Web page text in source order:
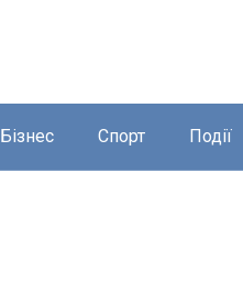
Бізнес Спорт Події